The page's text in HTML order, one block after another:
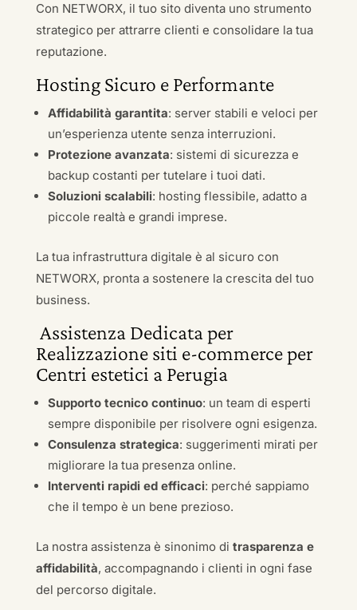
Con NETWORX, il tuo sito diventa uno strumento
strategico per attrarre clienti e consolidare la tua
reputazione.
Hosting Sicuro e Performante
Affidabilità garantita: server stabili e veloci per
un’esperienza utente senza interruzioni.
Protezione avanzata: sistemi di sicurezza e
backup costanti per tutelare i tuoi dati.
Soluzioni scalabili: hosting flessibile, adatto a
piccole realtà e grandi imprese.
La tua infrastruttura digitale è al sicuro con
NETWORX, pronta a sostenere la crescita del tuo
business.
Assistenza Dedicata per
Realizzazione siti e-commerce per
Centri estetici a Perugia
Supporto tecnico continuo: un team di esperti
sempre disponibile per risolvere ogni esigenza.
Consulenza strategica: suggerimenti mirati per
migliorare la tua presenza online.
Interventi rapidi ed efficaci: perché sappiamo
che il tempo è un bene prezioso.
La nostra assistenza è sinonimo di trasparenza e
affidabilità, accompagnando i clienti in ogni fase
del percorso digitale.